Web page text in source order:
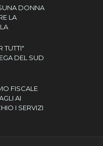
DONNA
LA
TUTTI"
DEL SUD
FISCALE
AI
I SERVIZI